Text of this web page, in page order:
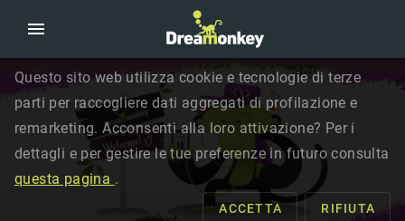
Questo sito web utilizza cookie e tecnologie di terze
parti per raccogliere dati aggregati di profilazione e
remarketing. Acconsenti alla loro attivazione? Per i
dettagli e per gestire le tue preferenze in futuro consulta
questa pagina .
ACCETTA RIFIUTA